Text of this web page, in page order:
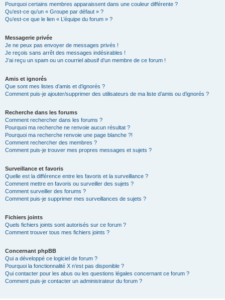
Pourquoi certains membres apparaissent dans une couleur différente ?
Qu’est-ce qu’un « Groupe par défaut » ?
Qu’est-ce que le lien « L’équipe du forum » ?
Messagerie privée
Je ne peux pas envoyer de messages privés !
Je reçois sans arrêt des messages indésirables !
J’ai reçu un spam ou un courriel abusif d’un membre de ce forum !
Amis et ignorés
Que sont mes listes d’amis et d’ignorés ?
Comment puis-je ajouter/supprimer des utilisateurs de ma liste d’amis ou d’ignorés ?
Recherche dans les forums
Comment rechercher dans les forums ?
Pourquoi ma recherche ne renvoie aucun résultat ?
Pourquoi ma recherche renvoie une page blanche ?!
Comment rechercher des membres ?
Comment puis-je trouver mes propres messages et sujets ?
Surveillance et favoris
Quelle est la différence entre les favoris et la surveillance ?
Comment mettre en favoris ou surveiller des sujets ?
Comment surveiller des forums ?
Comment puis-je supprimer mes surveillances de sujets ?
Fichiers joints
Quels fichiers joints sont autorisés sur ce forum ?
Comment trouver tous mes fichiers joints ?
Concernant phpBB
Qui a développé ce logiciel de forum ?
Pourquoi la fonctionnalité X n’est pas disponible ?
Qui contacter pour les abus ou les questions légales concernant ce forum ?
Comment puis-je contacter un administrateur du forum ?